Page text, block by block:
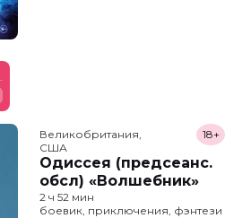
Великобритания,
США
Одиссея (предсеанс.
обсл) «Волшебник»
18+
2 ч 52 мин
боевик, приключения, фэнтези